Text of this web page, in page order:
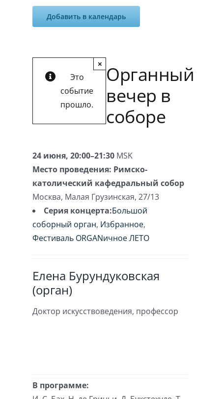
Добавить в календарь
Это
событие
прошло.
×
Органный
вечер в
соборе
24 июня, 20:00–21:30 MSK
Место проведения: Римско-
католический кафедральный собор
Москва, Малая Грузинская, 27/13
Серия концерта:Большой
соборный орган, Избранное,
Фестиваль ORGANичное ЛЕТО
Елена Бурундуковская
(орган)
Доктор искусствоведения, профессор
В программе: